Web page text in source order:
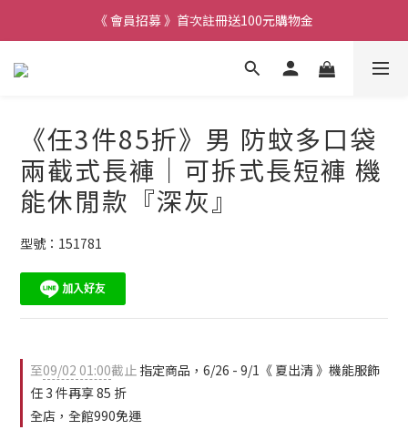
《 會員招募 》首次註冊送100元購物金
《任3件85折》男 防蚊多口袋
兩截式長褲｜可拆式長短褲 機
能休閒款『深灰』
型號：151781
至09/02 01:00截止 指定商品，6/26 - 9/1《 夏出清 》機能服飾
任 3 件再享 85 折
全店，全館990免運